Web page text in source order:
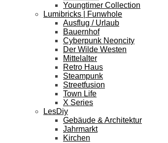
Youngtimer Collection
Lumibricks | Funwhole
Ausflug / Urlaub
Bauernhof
Cyberpunk Neoncity
Der Wilde Westen
Mittelalter
Retro Haus
Steampunk
Streetfusion
Town Life
X Series
LesDiy
Gebäude & Architektur
Jahrmarkt
Kirchen